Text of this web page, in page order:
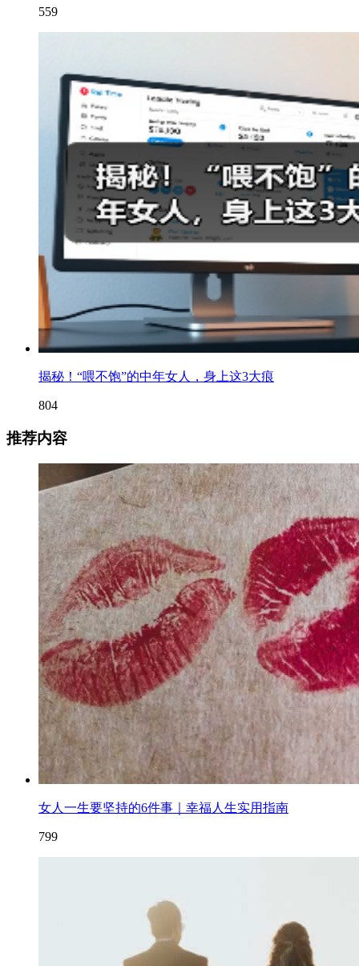
559
揭秘！“喂不饱”的中年女人，身上这3大痕
804
推荐内容
女人一生要坚持的6件事｜幸福人生实用指南
799